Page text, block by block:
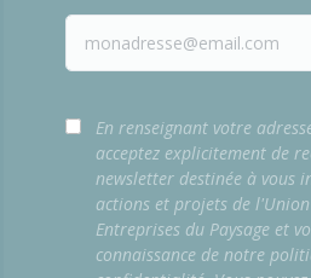
En renseignant votre
acceptez explicitement de
newsletter destinée à vous
actions et projets de
Entreprises du Paysage et
connaissance de notre